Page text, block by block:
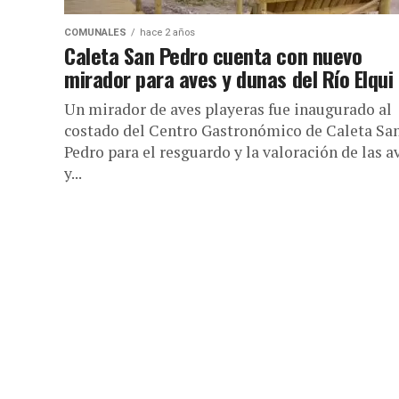
COMUNALES hace 2 años
Caleta San Pedro cuenta con nuevo
mirador para aves y dunas del Río Elqui
Un mirador de aves playeras fue inaugurado al
costado del Centro Gastronómico de Caleta
Pedro para el resguardo y la valoración de las
y...